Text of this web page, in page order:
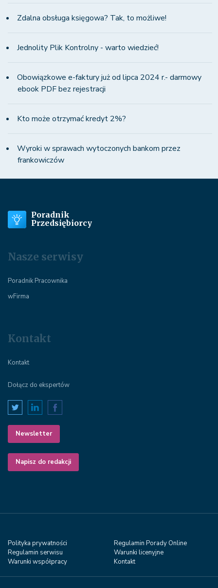
Zdalna obsługa księgowa? Tak, to możliwe!
Jednolity Plik Kontrolny - warto wiedzieć!
Obowiązkowe e-faktury już od lipca 2024 r.- darmowy
ebook PDF bez rejestracji
Kto może otrzymać kredyt 2%?
Wyroki w sprawach wytoczonych bankom przez
frankowiczów
Poradnik
Przedsiębiorcy
Nasze serwisy
Poradnik Pracownika
wFirma
Kontakt
Kontakt
Dołącz do ekspertów
Newsletter
Napisz do redakcji
Polityka prywatności
Regulamin Porady Online
Regulamin serwisu
Warunki licenyjne
Warunki współpracy
Kontakt